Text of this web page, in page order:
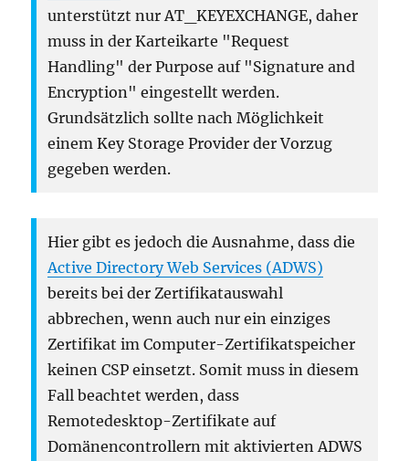
unterstützt nur AT_KEYEXCHANGE, daher
muss in der Karteikarte "Request
Handling" der Purpose auf "Signature and
Encryption" eingestellt werden.
Grundsätzlich sollte nach Möglichkeit
einem Key Storage Provider der Vorzug
gegeben werden.
Hier gibt es jedoch die Ausnahme, dass die
Active Directory Web Services (ADWS)
bereits bei der Zertifikatauswahl
abbrechen, wenn auch nur ein einziges
Zertifikat im Computer-Zertifikatspeicher
keinen CSP einsetzt. Somit muss in diesem
Fall beachtet werden, dass
Remotedesktop-Zertifikate auf
Domänencontrollern mit aktivierten ADWS